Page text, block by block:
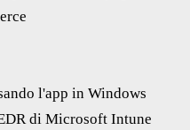
l'app in Windows
di Microsoft Intune